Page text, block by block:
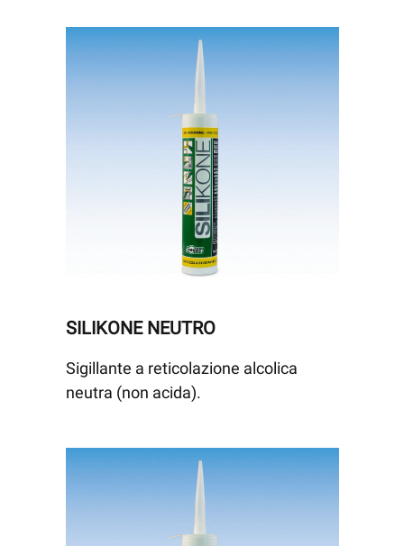
SILIKONE NEUTRO
Sigillante a reticolazione alcolica
neutra (non acida).